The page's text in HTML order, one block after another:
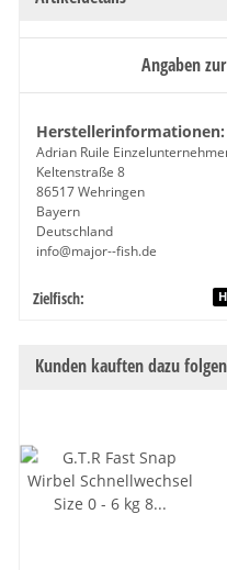
Angaben
Herstellerinformationen:
Adrian Ruile
Keltenstraße 8
86517 Wehringen
Bayern
Deutschland
info@major--fish.de
Produkteigenschaft
Wert
Zielfisch:
Kunden kauften dazu